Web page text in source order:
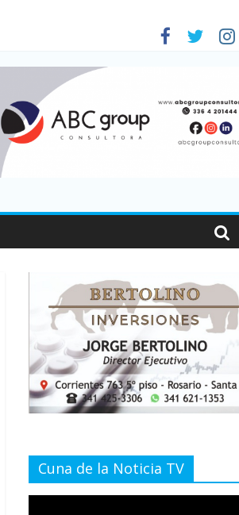
Cuna de la Noticia TV